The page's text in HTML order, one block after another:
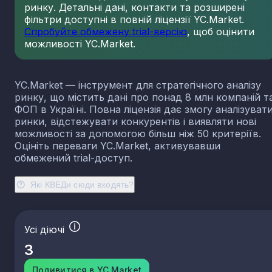
Які КВЕДи сюди входять?
ринку. Детальні дані, контакти та розширені
фільтри доступні в повній ліцензії YC.Market.
Спробуйте обмежену trial-версію, щоб оцінити
можливості YC.Market.
YC.Market — інструмент для стратегічного аналізу
ринку, що містить дані про понад 8 млн компаній
ФОП в Україні. Повна ліцензія дає змогу
ринки, відстежувати конкурентів і виявляти нові
можливості за допомогою більш ніж 50 критеріїв.
Оцініть переваги YC.Market, активувавши
обмежений trial-доступ.
Усі діючі
3
Подивитися в YC.Market
23.13 Виробництво порожнистого скла
23.14 Виробництво скловолокна
23.19 Виробництво й оброблення інших скляних
23.31 Виробництво керамічних плиток і плит
23.32 Виробництво цегли, черепиці та інших
виробів із випаленої глини
23.41
Виробництво господарських і декоративних
керамічних виробів
23.42
Виробництво керамічних санітарно-технічних
23.43 Виробництво керамічних електроізоляторів та
ізоляційної арматури
призначення
23.49 Виробництво інших керамічних виробів
23.52 Виробництво вапна та гіпсових сумішей